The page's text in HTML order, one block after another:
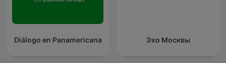
Diálogo en Panamericana Эхо Москвы